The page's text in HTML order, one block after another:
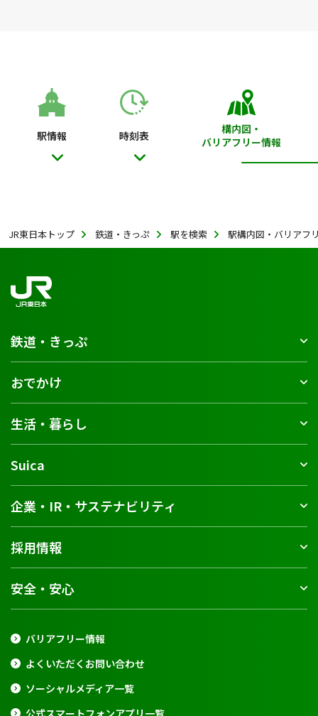
駅情報 時刻表
構内図・
バリアフリー情報
JR東日本トップ 鉄道・きっぷ 駅を検索 駅構内図・バリアフ
鉄道・きっぷ
おでかけ
生活・暮らし
Suica
企業・IR・サステナビリティ
採用情報
安全・安心
バリアフリー情報
よくいただくお問い合わせ
ソーシャルメディア一覧
公式スマートフォンアプリ一覧